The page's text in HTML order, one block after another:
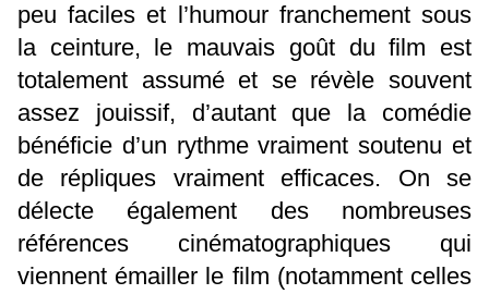
peu faciles et l’humour franchement sous
la ceinture, le mauvais goût du film est
totalement assumé et se révèle souvent
assez jouissif, d’autant que la comédie
bénéficie d’un rythme vraiment soutenu et
de répliques vraiment efficaces. On se
délecte également des nombreuses
références cinématographiques qui
viennent émailler le film (notamment celles